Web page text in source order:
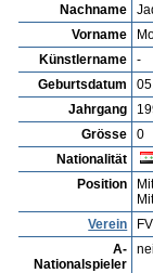
Nachname
Vorname
Künstlername
-
Geburtsdatum
Jahrgang
Grösse
0
Nationalität
Position
Verein
A-
Nationalspieler